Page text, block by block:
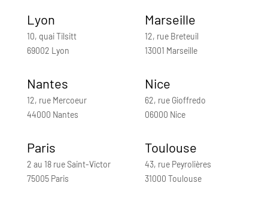
Lyon
10, quai Tilsitt
69002 Lyon
Marseille
12, rue Breteuil
13001 Marseille
Nantes
12, rue Mercoeur
44000 Nantes
Nice
62, rue Gioffredo
06000 Nice
Paris
2 au 18 rue Saint-Victor
75005 Paris
Toulouse
43, rue Peyrolières
31000 Toulouse